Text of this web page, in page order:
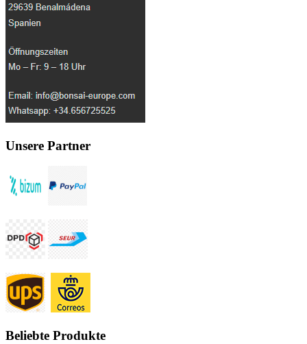
Unsere Partner
Beliebte Produkte